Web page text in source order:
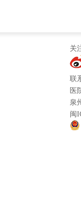
关
联
医
泉
闽